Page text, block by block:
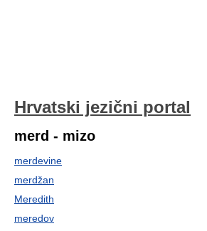
Hrvatski jezični portal
merd - mizo
merdevine
merdžan
Meredith
meredov